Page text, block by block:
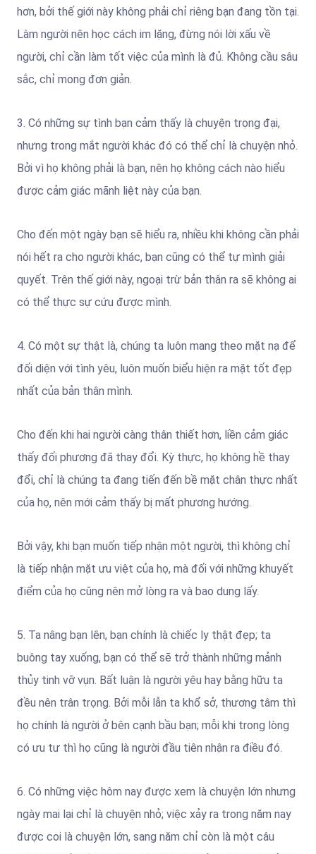
hơn, bởi thế giới này không phải chỉ riêng bạn đang tồn tại.
Làm người nên học cách im lặng, đừng nói lời xấu về
người, chỉ cần làm tốt việc của mình là đủ. Không cầu sâu
sắc, chỉ mong đơn giản.
3. Có những sự tình bạn cảm thấy là chuyện trọng đại,
nhưng trong mắt người khác đó có thể chỉ là chuyện nhỏ.
Bởi vì họ không phải là bạn, nên họ không cách nào hiểu
được cảm giác mãnh liệt này của bạn.
Cho đến một ngày bạn sẽ hiểu ra, nhiều khi không cần phải
nói hết ra cho người khác, bạn cũng có thể tự mình giải
quyết. Trên thế giới này, ngoại trừ bản thân ra sẽ không ai
có thể thực sự cứu được mình.
4. Có một sự thật là, chúng ta luôn mang theo mặt nạ để
đối diện với tình yêu, luôn muốn biểu hiện ra mặt tốt đẹp
nhất của bản thân mình.
Cho đến khi hai người càng thân thiết hơn, liền cảm giác
thấy đối phương đã thay đổi. Kỳ thực, họ không hề thay
đổi, chỉ là chúng ta đang tiến đến bề mặt chân thực nhất
của họ, nên mới cảm thấy bị mất phương hướng.
Bởi vậy, khi bạn muốn tiếp nhận một người, thì không chỉ
là tiếp nhận mặt ưu việt của họ, mà đối với những khuyết
điểm của họ cũng nên mở lòng ra và bao dung lấy.
5. Ta nâng bạn lên, bạn chính là chiếc ly thật đẹp; ta
buông tay xuống, bạn có thể sẽ trở thành những mảnh
thủy tinh vỡ vụn. Bất luận là người yêu hay bằng hữu ta
đều nên trân trọng. Bởi mỗi lẫn ta khổ sở, thương tâm thì
họ chính là người ở bên cạnh bầu bạn; mỗi khi trong lòng
có ưu tư thì họ cũng là người đầu tiên nhận ra điều đó.
6. Có những việc hôm nay được xem là chuyện lớn nhưng
ngày mai lại chỉ là chuyện nhỏ; việc xảy ra trong năm nay
được coi là chuyện lớn, sang năm chỉ còn là một câu